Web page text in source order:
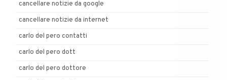
cancellare notizie da google
cancellare notizie da internet
carlo del pero contatti
carlo del pero dott
carlo del pero dottore